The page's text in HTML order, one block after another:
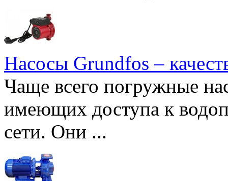
Насосы Grundfos –
Чаще всего погружные
имеющих доступа к
сети. Они ...